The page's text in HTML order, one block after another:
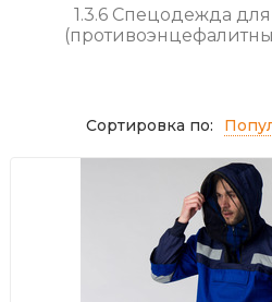
1.3.6 Спецодежда
Сортировка по: